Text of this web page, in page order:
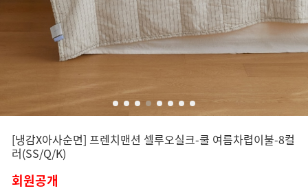
[냉감X아사순면] 프렌치맨션 셀루오실크-쿨 여름차렵이불-8컬
러(SS/Q/K)
회원공개